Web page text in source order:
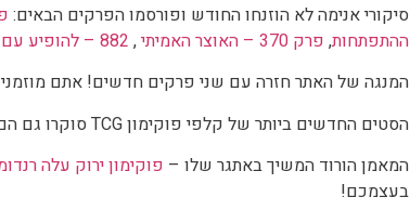
סיקורי אנימה לא הוזנחו החודש ופורסמו הפרקים הבאים: פרק
ההתפתחות, פרק 370 – האוצר האמיתי , 882 – להופיע עם קסם לוהט
המנגה של האתר חזרה עם שני פרקים חדשים! אתם
הסטים החדשים ביותר של קלפי פוקימון TCG סוקרו גם הם באתר והנה הם לפניכם:
המאמן הורוד המשיך באתגר שלו – פוקימון ירוק עלה
בעצמכם!